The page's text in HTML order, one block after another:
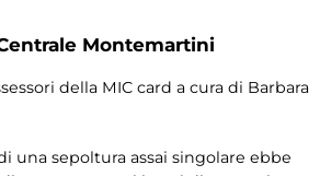
Montemartini
della MIC card a cura di Barbara
una sepoltura assai singolare ebbe